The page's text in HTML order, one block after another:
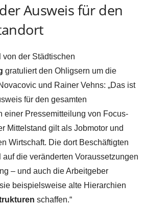
Ausweis für den
der Städtischen
gratuliert den Ohligsern um die
und Rainer Vehns: „Das ist
für den gesamten
einer Pressemitteilung von Focus-
Mittelstand gilt als Jobmotor und
Wirtschaft. Die dort Beschäftigten
die veränderten Voraussetzungen
– und auch die Arbeitgeber
beispielsweise alte Hierarchien
schaffen.“